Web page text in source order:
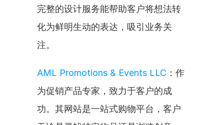
完整的设计服务能帮助客户将想法转
化为鲜明生动的表达，吸引业务关
注。
AML Promotions & Events LLC ：作
为促销产品专家，致力于客户的成
功。其网站是一站式购物平台，客户